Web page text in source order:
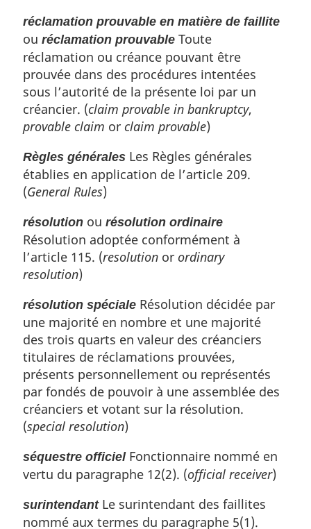
réclamation prouvable en matière de faillite
ou réclamation prouvable Toute
réclamation ou créance pouvant être
prouvée dans des procédures intentées
sous l’autorité de la présente loi par un
créancier. (claim provable in bankruptcy,
provable claim or claim provable)
Règles générales Les Règles générales
établies en application de l’article 209.
(General Rules)
résolution ou résolution ordinaire
Résolution adoptée conformément à
l’article 115. (resolution or ordinary
resolution)
résolution spéciale Résolution décidée par
une majorité en nombre et une majorité
des trois quarts en valeur des créanciers
titulaires de réclamations prouvées,
présents personnellement ou représentés
par fondés de pouvoir à une assemblée des
créanciers et votant sur la résolution.
(special resolution)
séquestre officielFonctionnaire nommé en
vertu du paragraphe 12(2). (official receiver)
surintendantLe surintendant des faillites
nommé aux termes du paragraphe 5(1).